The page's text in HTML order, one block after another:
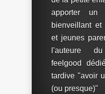
apporter un
bienveillant
et jeunes
l'auteure
feelgood
tardive "avoir
(ou presque)"